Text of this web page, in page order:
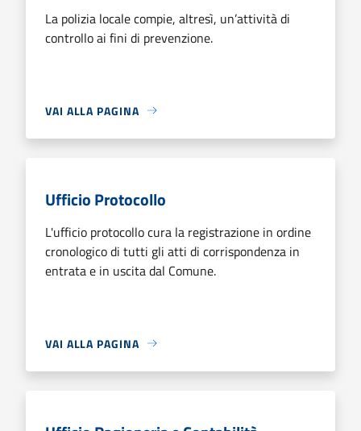
La polizia locale compie, altresì, un’attività di
controllo ai fini di prevenzione.
VAI ALLA PAGINA
Ufficio Protocollo
L'ufficio protocollo cura la registrazione in ordine
cronologico di tutti gli atti di corrispondenza in
entrata e in uscita dal Comune.
VAI ALLA PAGINA